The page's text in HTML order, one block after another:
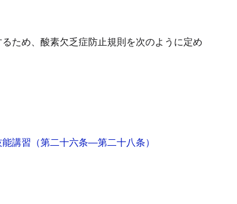
るため、酸素欠乏症防止規則を次のように定め
講習 （第二十六条―第二十八条）